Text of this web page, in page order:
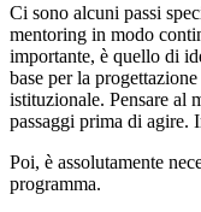
Ci sono alcuni passi
mentoring in modo
importante, è quello di
base per la
istituzionale. Pensare al
passaggi prima di agire.
Poi, è assolutamente
programma.